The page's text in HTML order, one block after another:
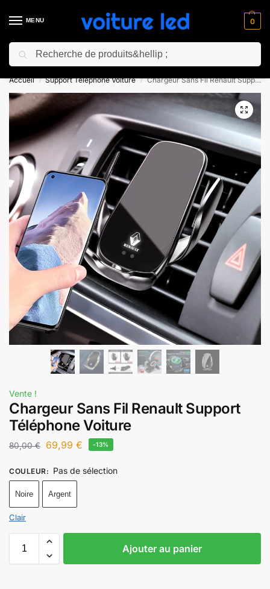
MENU 0
⚡ 10% de réduction pour les nouveaux clients avec le code “NC10”
Accueil / Support Téléphone Voiture / Chargeur Sans Fil Renault Support Téléphone Voiture
Vente !
Chargeur Sans Fil Renault Support
Téléphone Voiture
80,00€ 69,99 € -13%
COULEUR: Pas de sélection
Noire Argent
Clair
Ajouter au panier